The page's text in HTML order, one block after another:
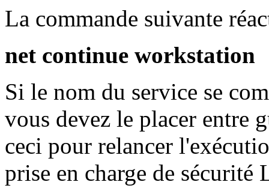
La commande suivante
net continue workstation
Si le nom du service se
vous devez le placer entre
ceci pour relancer
prise en charge de